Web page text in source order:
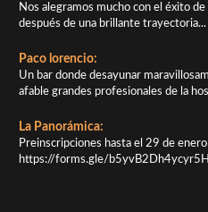
Nos alegramos mucho con el éxito
después de una brillante trayectoria...
Paco lorencio:
Un bar donde desayunar
afable grandes profesionales de la
La Panorámica:
Preinscripciones hasta el 29 de
https://forms.gle/